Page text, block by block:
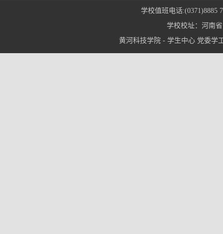
学校值班电话:(0371)8885
学校校址：河南
黄河科技学院 - 学生中心 党委学